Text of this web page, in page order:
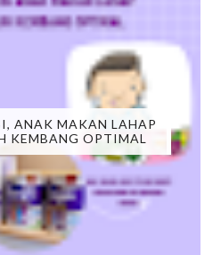
ANAK MAKAN LAHAP
KEMBANG OPTIMAL